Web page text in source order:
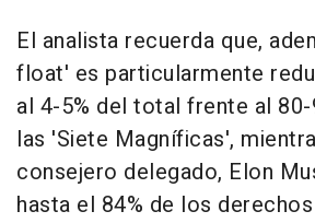
El analista recuerda que,
float' es particularmente
al 4-5% del total frente al 80-
las 'Siete Magníficas',
consejero delegado, Elon
hasta el 84% de los